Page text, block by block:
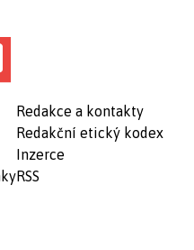
Redakce a kontakty
Redakční etický kodex
Inzerce
RSS